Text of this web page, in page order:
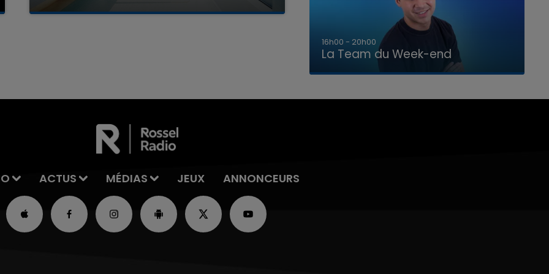
La famille a porté plainte contre la clinique qui a
7h00 - 12h00
La Team du Week-end
ACTUS MÉDIAS JEUX ANNONCEURS